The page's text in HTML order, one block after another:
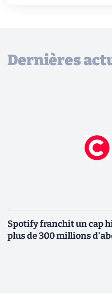
Dernières
Spotify franchit un cap
plus de 300 millions